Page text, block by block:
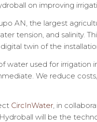
on improving
AN, the largest
tension, and salinity.
twin of the
water used for irrigation
We reduce
CircInWater, in
will be the